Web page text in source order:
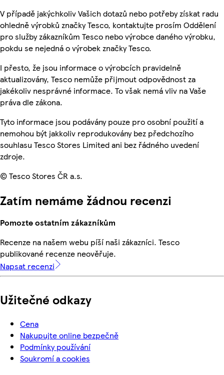
V případě jakýchkoliv Vašich dotazů nebo potřeby získat radu
ohledně výrobků značky Tesco, kontaktujte prosím Oddělení
pro služby zákazníkům Tesco nebo výrobce daného výrobku,
pokdu se nejedná o výrobek značky Tesco.
I přesto, že jsou informace o výrobcích pravidelně
aktualizovány, Tesco nemůže přijmout odpovědnost za
jakékoliv nesprávné informace. To však nemá vliv na Vaše
práva dle zákona.
Tyto informace jsou podávány pouze pro osobní použití a
nemohou být jakkoliv reprodukovány bez předchozího
souhlasu Tesco Stores Limited ani bez řádného uvedení
zdroje.
© Tesco Stores ČR a.s.
Zatím nemáme žádnou recenzi
Pomozte ostatním zákazníkům
Recenze na našem webu píší naši zákazníci. Tesco
publikované recenze neověřuje.
Napsat recenzi
Užitečné odkazy
Cena
Nakupujte online bezpečně
Podmínky používání
Soukromí a cookies